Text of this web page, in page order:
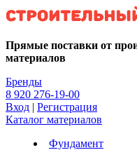
Kg
Прямые поставки от
материалов
Бренды
8 920 276-19-00
Вход | Регистрация
Каталог материалов
Фундамент